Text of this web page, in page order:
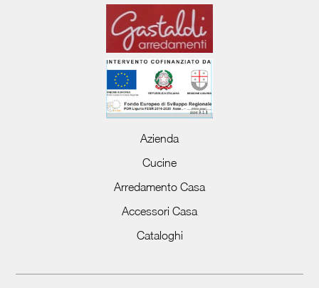
Azienda
Cucine
Arredamento Casa
Accessori Casa
Cataloghi